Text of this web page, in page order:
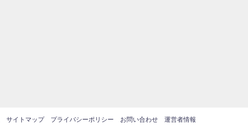
サイトマップ プライバシーポリシー お問い合わせ 運営者情報